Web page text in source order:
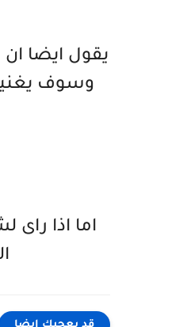
يقول ايضا ان
وسوف
اما اذا